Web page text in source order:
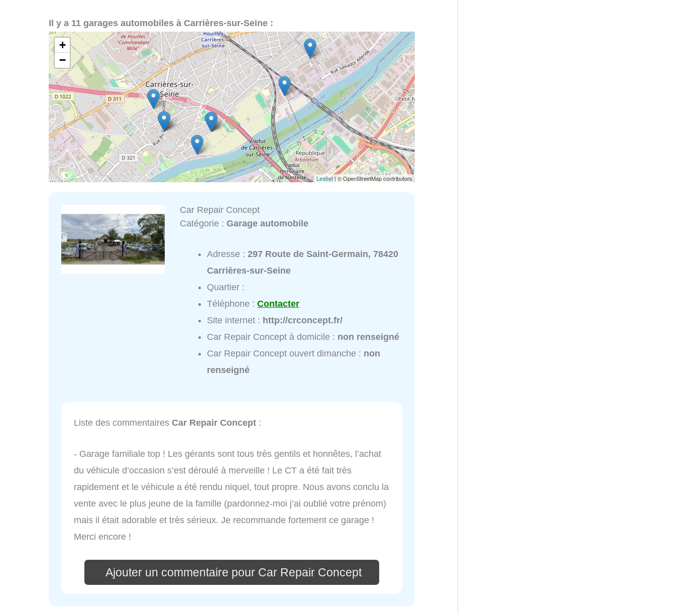
Il y a 11 garages automobiles à Carrières-sur-Seine :
+
−
Leaflet| © OpenStreetMap contributors
Car Repair Concept
Catégorie :Garage automobile
Adresse :297 Route de Saint-Germain, 78420
Carrières-sur-Seine
Quartier :
Téléphone :Contacter
Site internet : http://crconcept.fr/
Car Repair Concept à domicile : non renseigné
Car Repair Concept ouvert dimanche : non
renseigné
Liste des commentaires Car Repair Concept :
- Garage familiale top ! Les gérants sont tous très gentils et honnêtes, l’achat
du véhicule d’occasion s’est déroulé à merveille ! Le CT a été fait très
rapidement et le véhicule a été rendu niquel, tout propre. Nous avons conclu la
vente avec le plus jeune de la famille (pardonnez-moi j’ai oublié votre prénom)
mais il était adorable et très sérieux. Je recommande fortement ce garage !
Merci encore !
Ajouter un commentaire pour Car Repair Concept